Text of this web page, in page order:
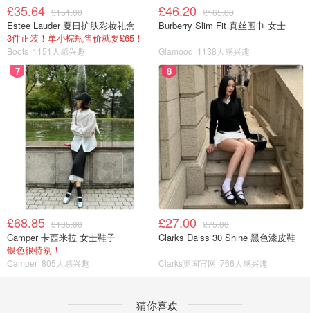
£35.64 £151.00
Estee Lauder 夏日护肤彩妆礼盒
3件正装！单小棕瓶售价就要£65！
Boots 1151人感兴趣
£46.20 £165.00
Burberry Slim Fit 真丝围巾 女士
Glamood 1138人感兴趣
7
£68.85 £135.00
Camper 卡西米拉 女士鞋子
银色很特别！
Camper 805人感兴趣
8
£27.00 £75.00
Clarks Daiss 30 Shine 黑色漆皮鞋
Clarks英国官网 766人感兴趣
猜你喜欢